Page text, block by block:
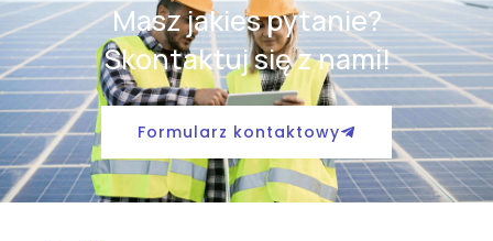
Masz jakies pytanie?
Skontaktuj się z nami!
Formularz kontaktowy